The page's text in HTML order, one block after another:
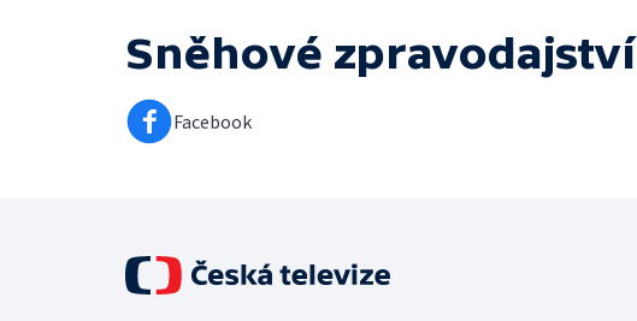
Sněhové zpravodajství
Facebook